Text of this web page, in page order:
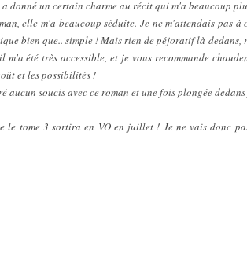
donné un certain charme au récit qui m'a beaucoup
elle m'a beaucoup séduite. Je ne m'attendais pas
bien que.. simple ! Mais rien de péjoratif là-dedans,
m'a été très accessible, et je vous recommande
et les possibilités !
aucun soucis avec ce roman et une fois plongée
le tome 3 sortira en VO en juillet ! Je ne vais donc